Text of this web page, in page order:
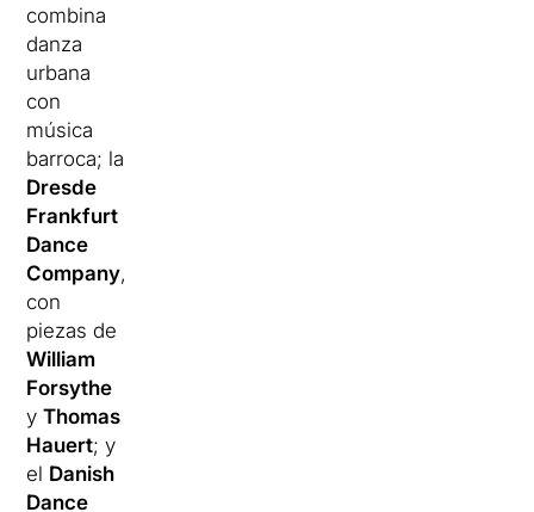
combina
danza
urbana
con
música
barroca; la
Dresde
Frankfurt
Dance
Company,
con
piezas de
William
Forsythe
yThomas
Hauert; y
el Danish
Dance